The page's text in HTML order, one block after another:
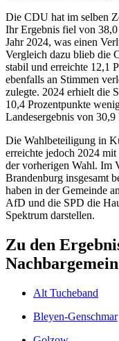
Die CDU hat im selben
Ihr Ergebnis fiel von
Jahr 2024, was einen
Vergleich dazu blieb die
stabil und erreichte 12,1
ebenfalls an Stimmen
zulegte. 2024 erhielt die
10,4 Prozentpunkte
Landesergebnis von 30,9
Die Wahlbeteiligung in
erreichte jedoch 2024
der vorherigen Wahl. Im
Brandenburg insgesamt
haben in der Gemeinde
AfD und die SPD die
Spektrum darstellen.
Zu den
Alt Tucheband
Bleyen-Genschmar